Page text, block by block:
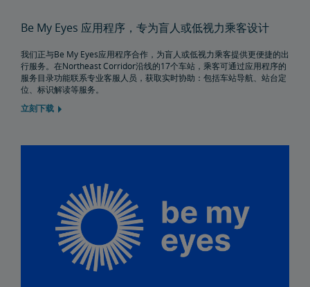
预订行程的窍门
给资深乘客的提示
长途旅行小贴士
初次骑行者须知
Amtrak应用程序
购买旅行保险，保障安心出行
人身与财产安全
私有列车车厢
私人列车车厢机械公告栏
Be My Eyes 应用程序，专为盲人或低视力乘客设计
我们正与Be My Eyes应用程序合作，为盲人或低视力乘客提供更便捷的出
行服务。在Northeast Corridor沿线的17个车站，乘客可通过应用程序的
服务目录功能联系专业客服人员，获取实时协助：包括车站导航、站台定
位、标识解读等服务。
立刻下载